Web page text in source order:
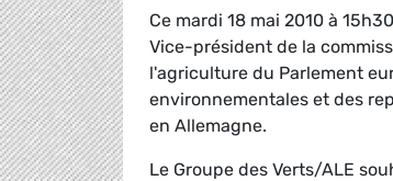
Ce mardi 18 mai 2010 à
Vice-président de la
l'agriculture du Parlement
environnementales et des
en Allemagne.
Le Groupe des Verts/ALE